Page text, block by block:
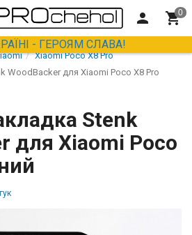
- ГЕРОЯМ СЛАВА!
Xiaomi Poco X8 Pro
WoodBacker для Xiaomi Poco X8 Pro
Stenk
для Xiaomi Poco